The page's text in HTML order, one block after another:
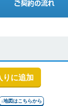
りに追加
↓地図はこちらから